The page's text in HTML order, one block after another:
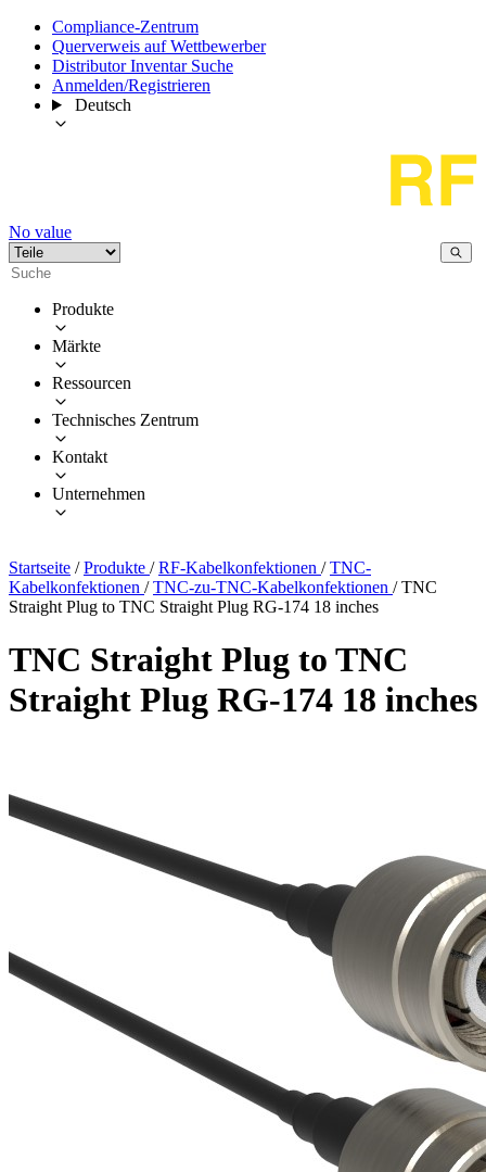
Compliance-Zentrum
Querverweis auf Wettbewerber
Distributor Inventar Suche
Anmelden/Registrieren
Deutsch
No value
Produkte
Märkte
Ressourcen
Technisches Zentrum
Kontakt
Unternehmen
Startseite / Produkte / RF-Kabelkonfektionen / TNC-
Kabelkonfektionen / TNC-zu-TNC-Kabelkonfektionen / TNC
Straight Plug to TNC Straight Plug RG-174 18 inches
TNC Straight Plug to TNC
Straight Plug RG-174 18 inches